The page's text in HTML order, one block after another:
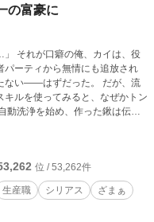
の富豪に
それが口癖の俺、カイは、役
パーティから無情にも追放され
はずだった。 だが、流
ルを使ってみると、なぜかトン
動洗浄を始め、作った鍬は伝説
」「たまたま」と全く気づかな
れ、気づけば押しかけ弟子（美
単なる便利機能ではなかった。
能の『ヤバい力』の片鱗。その
れない追手の影をも呼び寄せる
位 / 53,262件
生産職 シリアス
ざまぁ